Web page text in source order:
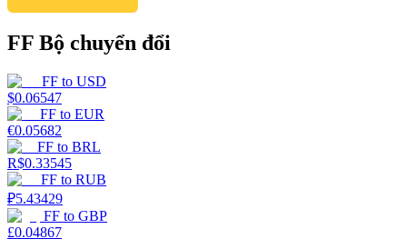
FF Bộ chuyển đổi
FF to USD
$0.06547
FF to EUR
€0.05682
FF to BRL
R$0.33545
FF to RUB
₽5.43429
FF to GBP
£0.04867